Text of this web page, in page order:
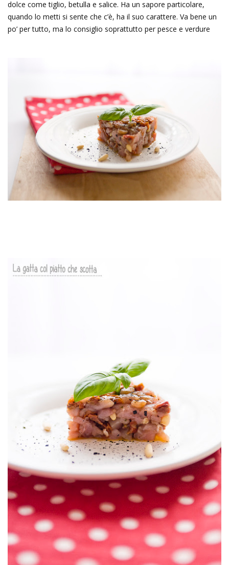
dolce come tiglio, betulla e salice. Ha un sapore particolare,
quando lo metti si sente che c’è, ha il suo carattere. Va bene un
po’ per tutto, ma lo consiglio soprattutto per pesce e verdure